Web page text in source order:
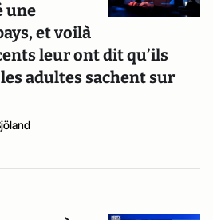
une
et voilà
leur ont dit qu’ils
adultes sachent sur